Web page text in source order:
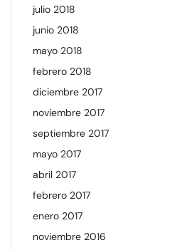
julio 2018
junio 2018
mayo 2018
febrero 2018
diciembre 2017
noviembre 2017
septiembre 2017
mayo 2017
abril 2017
febrero 2017
enero 2017
noviembre 2016